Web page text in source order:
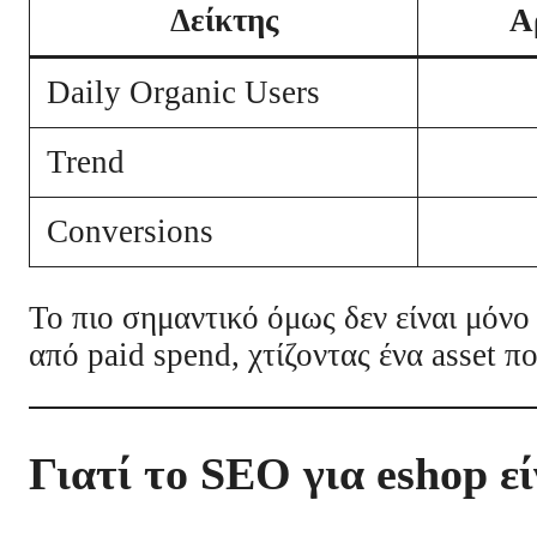
Δείκτης
Daily Organic Users
Trend
Conversions
Το πιο σημαντικό όμως δεν είναι
από paid spend, χτίζοντας ένα asset
Γιατί το SEO για eshop